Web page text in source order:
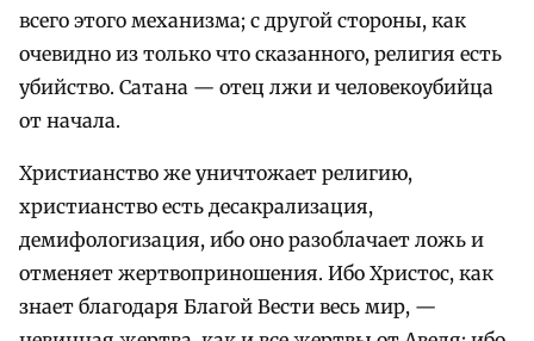
всего этого механизма; с другой стороны, как
очевидно из только что сказанного, религия есть
убийство. Сатана — отец лжи и человекоубийца
от начала.
Христианство же уничтожает религию,
христианство есть десакрализация,
демифологизация, ибо оно разоблачает ложь и
отменяет жертвоприношения. Ибо Христос, как
знает благодаря Благой Вести весь мир, —